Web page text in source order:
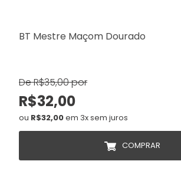
BT Mestre Maçom Dourado
De R$35,00 por
R$32,00
ou R$32,00em 3x sem juros
COMPRAR